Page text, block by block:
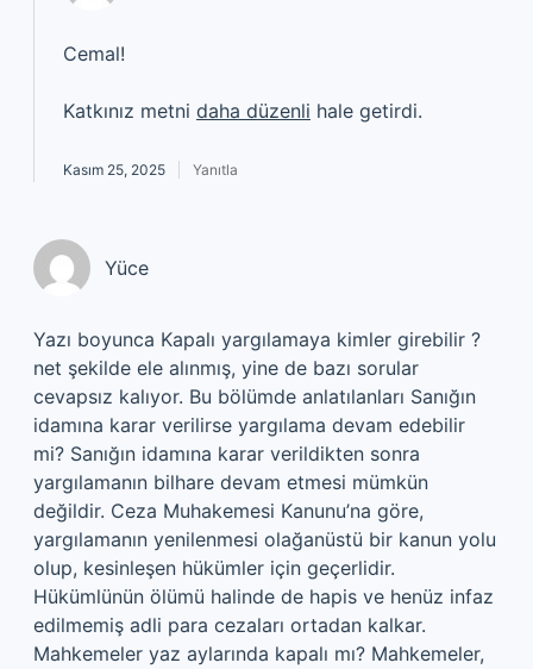
Cemal!
Katkınız metni daha düzenli hale getirdi.
Kasım 25, 2025 Yanıtla
Yüce
Yazı boyunca Kapalı yargılamaya kimler girebilir ?
net şekilde ele alınmış, yine de bazı sorular
cevapsız kalıyor. Bu bölümde anlatılanları Sanığın
idamına karar verilirse yargılama devam edebilir
mi? Sanığın idamına karar verildikten sonra
yargılamanın bilhare devam etmesi mümkün
değildir. Ceza Muhakemesi Kanunu’na göre,
yargılamanın yenilenmesi olağanüstü bir kanun yolu
olup, kesinleşen hükümler için geçerlidir.
Hükümlünün ölümü halinde de hapis ve henüz infaz
edilmemiş adli para cezaları ortadan kalkar.
Mahkemeler yaz aylarında kapalı mı? Mahkemeler,